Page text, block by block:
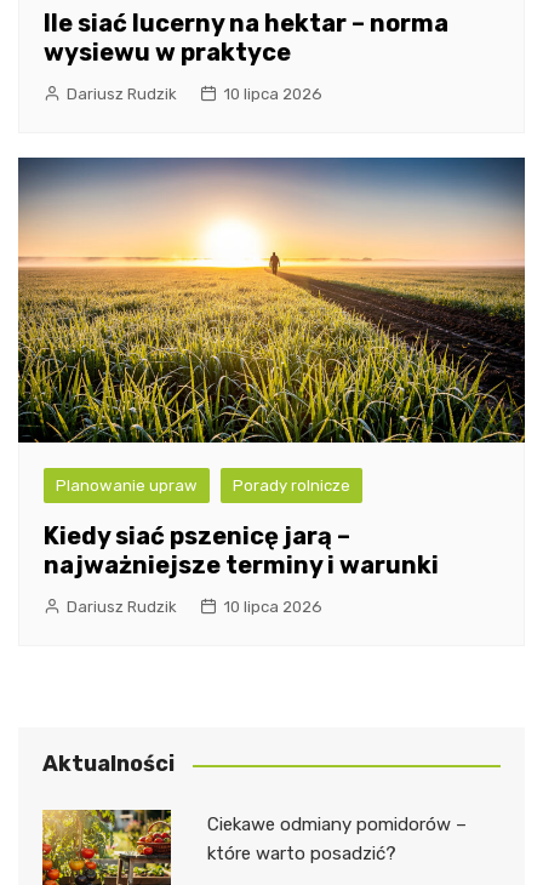
Ile siać lucerny na hektar – norma
wysiewu w praktyce
Dariusz Rudzik 10 lipca 2026
Planowanie upraw Porady rolnicze
Kiedy siać pszenicę jarą –
najważniejsze terminy i warunki
Dariusz Rudzik 10 lipca 2026
Aktualności
Ciekawe odmiany pomidorów –
które warto posadzić?